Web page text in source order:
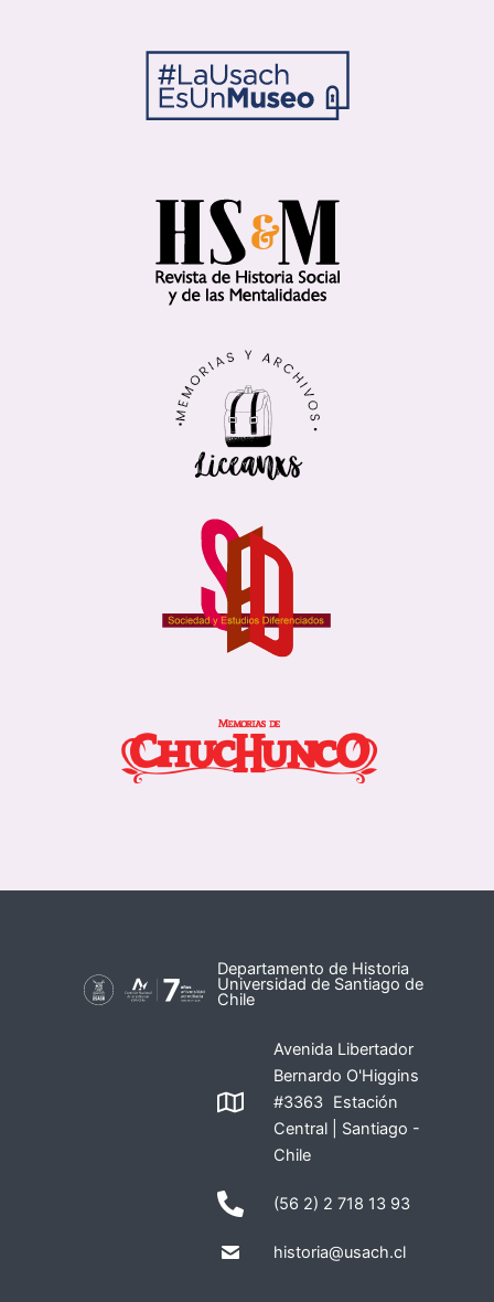
Departamento de Historia
Universidad de Santiago de
Chile
Avenida Libertador
Bernardo O'Higgins
#3363 Estación
Central | Santiago -
Chile
(56 2) 2 718 13 93
historia@usach.cl